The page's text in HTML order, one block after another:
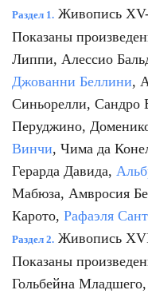
Раздел 1. Живопись
Показаны
Липпи, Алессио
Джованни Беллини,
Синьорелли, Сандро
Перуджино,
Винчи, Чима да
Герарда Давида,
Мабюза, Амвросия
Карото, Рафаэля
Раздел 2. Живопись
Показаны
Гольбейна